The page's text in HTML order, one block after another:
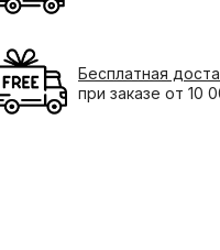
Бесплатная
при заказе от 10